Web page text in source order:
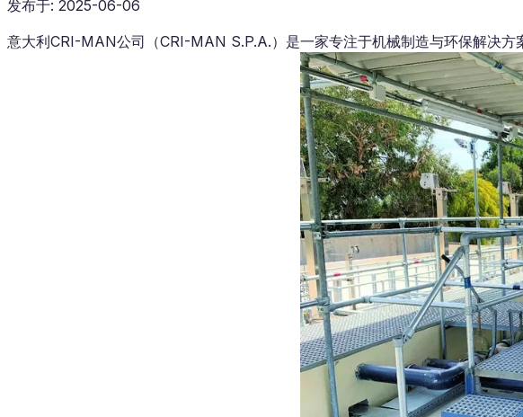
发布于: 2025-06-06
意大利CRI-MAN公司（CRI-MAN S.P.A.）是一家专注于机械制造与环保解决